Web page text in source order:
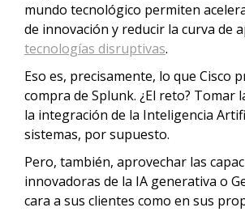
mundo tecnológico permiten
de innovación y reducir la curva de
tecnologías disruptivas.
Eso es, precisamente, lo que Cisco
compra de Splunk. ¿El reto? Tomar
la integración de la Inteligencia
sistemas, por supuesto.
Pero, también, aprovechar las
innovadoras de la IA generativa o
cara a sus clientes como en sus